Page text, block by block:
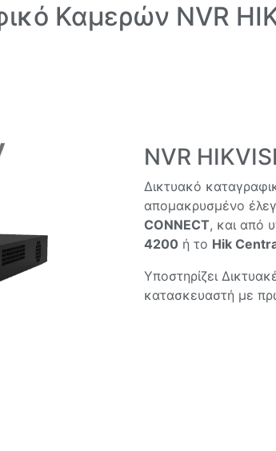
Καμερών NVR
NVR
Δικτυακό
απομακρυσμένο
CONNECT, και από
4200 ή το Hik
Υποστηρίζει
κατασκευαστή με